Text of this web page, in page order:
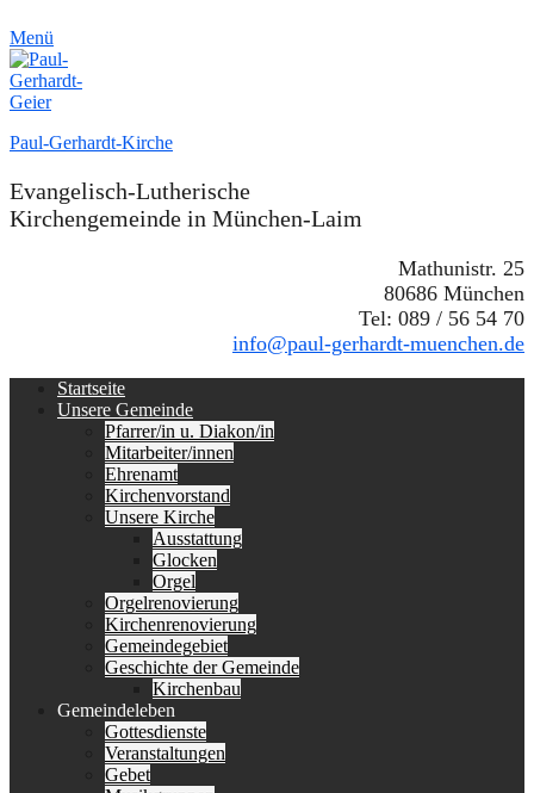
Menü
Paul-Gerhardt-Kirche
Evangelisch-Lutherische
Kirchengemeinde in München-Laim
Mathunistr. 25
80686 München
Tel: 089 / 56 54 70
info@paul-gerhardt-muenchen.de
Erstes
Menü
Startseite
Unsere Gemeinde
Pfarrer/in u. Diakon/in
Mitarbeiter/innen
Ehrenamt
Kirchenvorstand
Unsere Kirche
Ausstattung
Glocken
Orgel
Orgelrenovierung
Kirchenrenovierung
Gemeindegebiet
Geschichte der Gemeinde
Kirchenbau
Gemeindeleben
Gottesdienste
Veranstaltungen
Gebet